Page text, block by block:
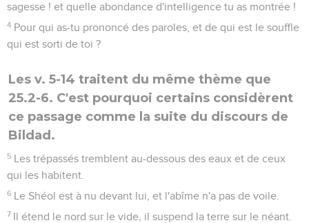
sagesse ! et quelle abondance d'intelligence tu as montrée !
4 Pour qui as-tu prononcé des paroles, et de qui est le souffle
qui est sorti de toi ?
Les v. 5-14 traitent du même thème que
25.2-6. C'est pourquoi certains considèrent
ce passage comme la suite du discours de
Bildad.
5 Les trépassés tremblent au-dessous des eaux et de ceux
qui les habitent.
6 Le Shéol est à nu devant lui, et l'abîme n'a pas de voile.
7 Il étend le nord sur le vide, il suspend la terre sur le néant.